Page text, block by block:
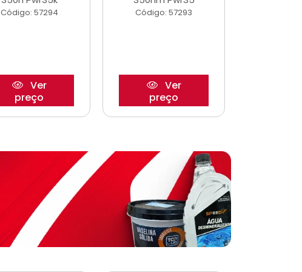
Código: 57294
Ver
preço
Código: 57293
Ver
preço